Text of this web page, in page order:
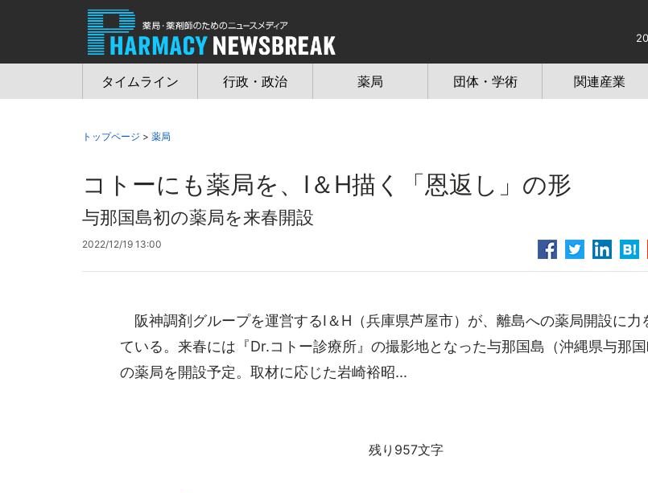
タイムライン 行政・政治 薬局 団体・学術 関連産業
トップページ > 薬局
コトーにも薬局を、I＆H描く「恩返し」の形
与那国島初の薬局を来春開設
2022/12/19 13:00
阪神調剤グループを運営するI＆H（兵庫県芦屋市）が、離島への薬局開設に力
ている。来春には『Dr.コトー診療所』の撮影地となった与那国島（沖縄県与那
の薬局を開設予定。取材に応じた岩崎裕昭...
残り957文字